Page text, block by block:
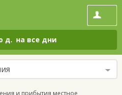
д. на все дни
и прибытия местное